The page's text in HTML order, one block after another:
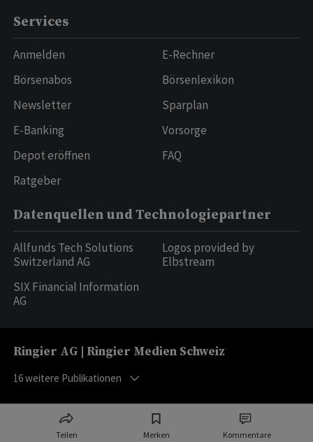
Teilen Merken Kommentare
Services
Anmelden
Börsenabos
Newsletter
E-Banking
Depot eröffnen
Ratgeber
E-Rechner
Börsenlexikon
Sparplan
Vorsorge
FAQ
Datenquellen und Technologiepartner
Allfunds Tech Solutions
Switzerland AG
SIX Financial Information
AG
Logos provided by
Elbstream
Ringier AG | Ringier Medien Schweiz
16weitere Publikationen